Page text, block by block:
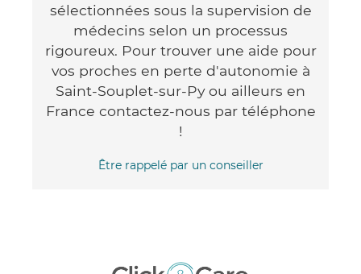
sélectionnées sous la supervision de
médecins selon un processus
rigoureux. Pour trouver une aide pour
vos proches en perte d'autonomie à
Saint-Souplet-sur-Py ou ailleurs en
France contactez-nous par téléphone
!
Être rappelé par un conseiller